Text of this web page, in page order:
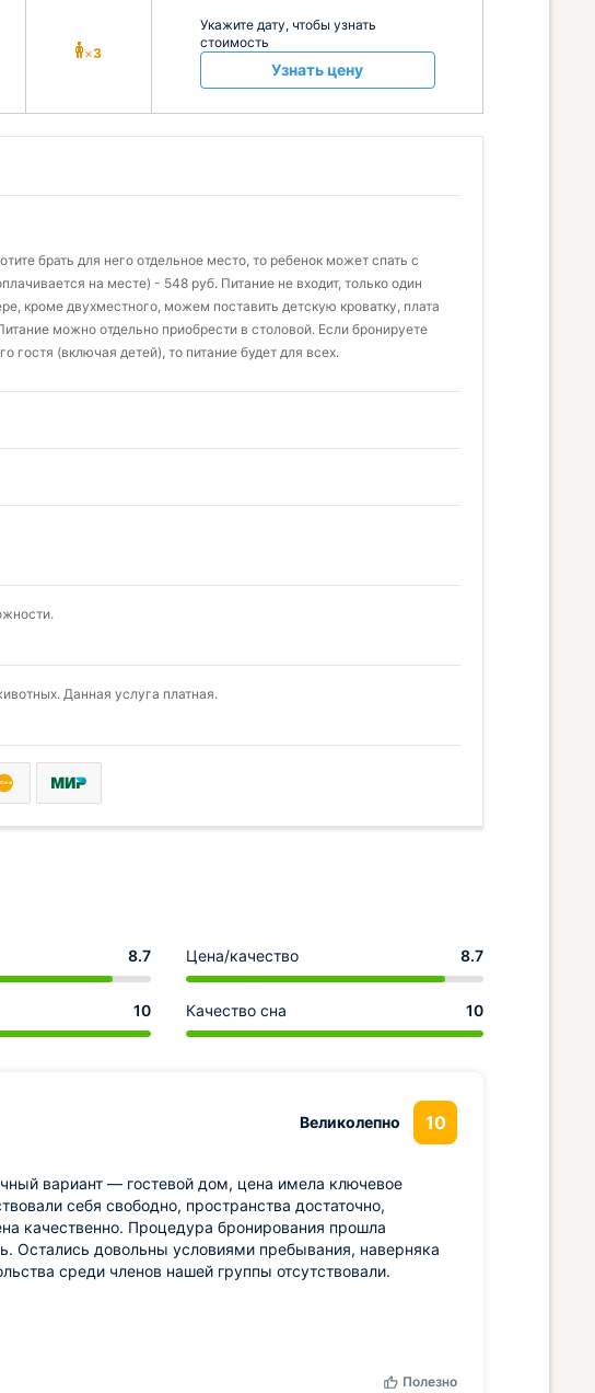
×3
Укажите дату, чтобы узнать
стоимость
Узнать цену
брать для него отдельное место, то ребенок может спать с
на месте) - 548 руб. Питание не входит, только один
кроме двухместного, можем поставить детскую кроватку, плата
можно отдельно приобрести в столовой. Если бронируете
гостя (включая детей), то питание будет для всех.
Данная услуга платная.
8.7 Цена/качество 8.7
10 Качество сна 10
Великолепно 10
вариант — гостевой дом, цена имела ключевое
себя свободно, пространства достаточно,
качественно. Процедура бронирования прошла
Остались довольны условиями пребывания, наверняка
среди членов нашей группы отсутствовали.
Полезно